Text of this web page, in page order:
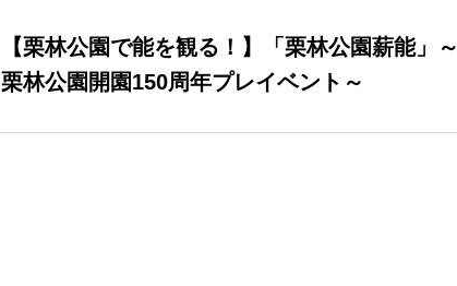
【栗林公園で能を観る！】「栗林公園薪能」～
栗林公園開園150周年プレイベント～